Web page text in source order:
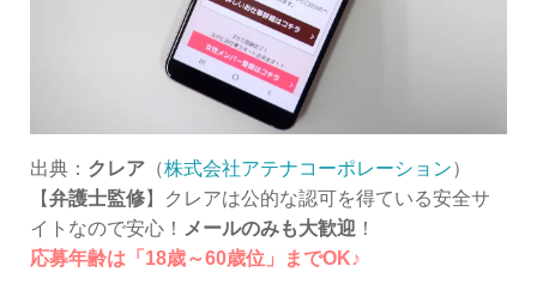
出典： クレア（株式会社アテナコーポレーション）
【弁護士監修】クレアは公的な認可を得ている安全サ
イトなので安心！ メールのみも大歓迎！
応募年齢は「18歳～60歳位」までOK♪